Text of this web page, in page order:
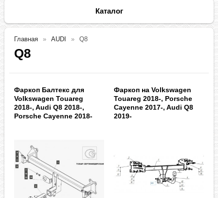
Каталог
Главная AUDI Q8
Q8
Фаркоп Балтекс для
Volkswagen Touareg
2018-, Audi Q8 2018-,
Porsche Cayenne 2018-
Фаркоп на Volkswagen
Touareg 2018-, Porsche
Cayenne 2017-, Audi Q8
2019-